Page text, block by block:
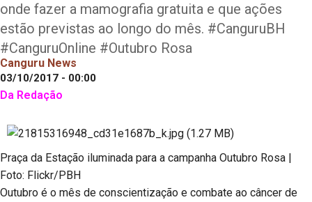
onde fazer a mamografia gratuita e que ações
estão previstas ao longo do mês. #CanguruBH
#CanguruOnline #Outubro Rosa
Canguru News
03/10/2017 - 00:00
Da Redação
Praça da Estação iluminada para a campanha Outubro Rosa |
Foto: Flickr/PBH
Outubro é o mês de conscientização e combate ao câncer de